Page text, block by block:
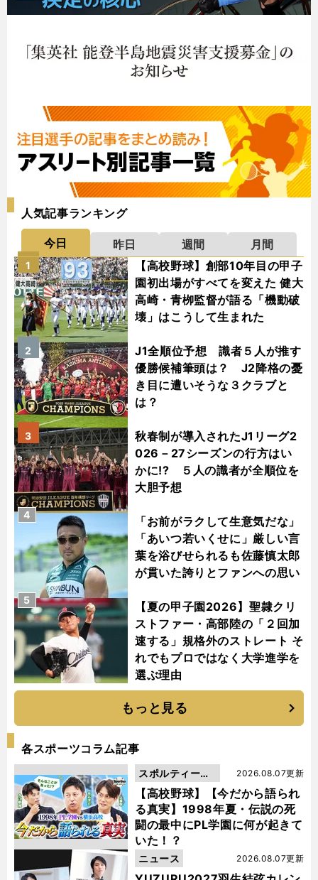
人気記事ランキング
今日 昨日 週間
月間
【高校野球】創部10年目の甲子
園初出場がすべてを変えた 健大
高崎・青栁監督が語る「機動破
壊」はこうして生まれた
1
J1全順位予想 識者５人が推す
優勝候補筆頭は？ J2降格の憂
き目に遭いそうな３クラブと
は？
2
秋春制が導入されたJ1リーグ2
026－27シーズンの行方はい
かに!? ５人の識者が全順位を
大胆予想
3
「お前がラクして生意気だな」
「あいつ若いくせに」厳しい言
葉を浴びせられるも佐藤慎太郎
が貫いた誇りとファンへの思い
4
【夏の甲子園2026】聖隷クリ
ストファー・高部陸の「２回加
速する」規格外のストレート そ
れでもプロではなく大学進学を
選ぶ理由
5
もっと見る
各スポーツコラム記事
【高校野球】【今だから語られ
る真実】1998年夏・伝説の死
闘の最中にPL学園に何が起きて
いた！？
2026.08.07更新
スポルティーバ
動画
2026.08.07更新
ニュース